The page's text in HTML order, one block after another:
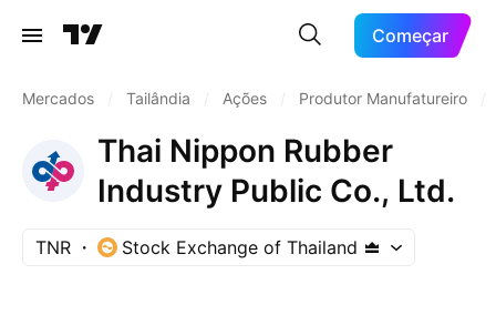
Começar
Mercados Tailândia Ações Produtor Manufatureiro
Thai Nippon Rubber
Industry Public Co., Ltd.
TNR Stock Exchange of Thailand